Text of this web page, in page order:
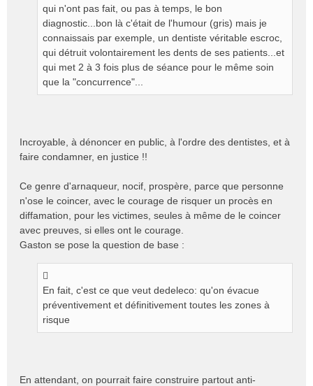
qui n'ont pas fait, ou pas à temps, le bon
diagnostic...bon là c'était de l'humour (gris) mais je
connaissais par exemple, un dentiste véritable escroc,
qui détruit volontairement les dents de ses patients...et
qui met 2 à 3 fois plus de séance pour le même soin
que la "concurrence"...
Incroyable, à dénoncer en public, à l'ordre des dentistes, et à
faire condamner, en justice !!
Ce genre d'arnaqueur, nocif, prospère, parce que personne
n'ose le coincer, avec le courage de risquer un procès en
diffamation, pour les victimes, seules à même de le coincer
avec preuves, si elles ont le courage.
Gaston se pose la question de base :
En fait, c'est ce que veut dedeleco: qu'on évacue
préventivement et définitivement toutes les zones à
risque
En attendant, on pourrait faire construire partout anti-